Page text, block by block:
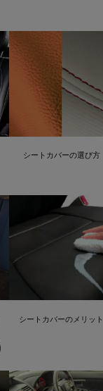
シートカバーの選び方
シートカバーのメリット